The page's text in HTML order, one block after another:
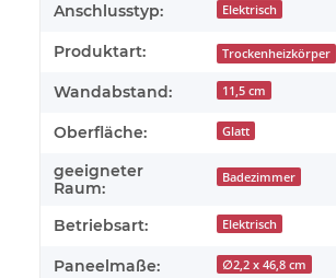
Anschlusstyp: Elektrisch
Produktart: Trockenheizkörper
Wandabstand: 11,5 cm
Oberfläche: Glatt
geeigneter
Raum:
Badezimmer
Betriebsart: Elektrisch
Paneelmaße: ∅2,2 x 46,8 cm